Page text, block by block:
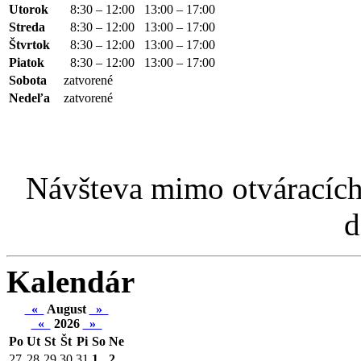
Utorok 8:30 – 12:00
13:00 – 17:00
Streda
8:30 – 12:00
13:00 – 17:00
Štvrtok
8:30 – 12:00
13:00 – 17:00
Piatok
8:30 – 12:00
13:00 – 17:00
Sobota
zatvorené
Nedeľa
zatvorené
Návšteva mimo
Kalendár
« August
»
«
2026
»
Po Ut St Št Pi So Ne